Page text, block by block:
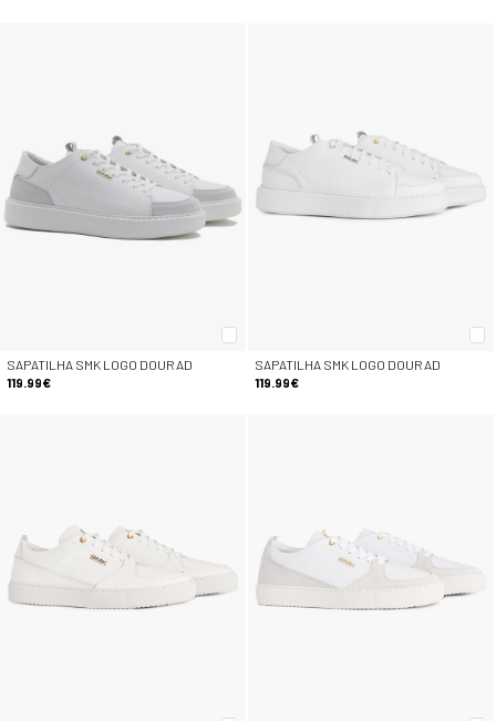
SAPATILHA SMK LOGO DOURAD
119.99€
SAPATILHA SMK LOGO DOURAD
119.99€